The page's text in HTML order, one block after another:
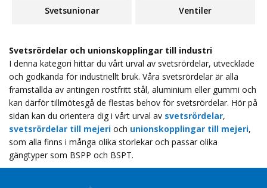
Svetsunionar Ventiler
Svetsrördelar och unionskopplingar till industri
I denna kategori hittar du vårt urval av svetsrördelar, utvecklade
och godkända för industriellt bruk. Våra svetsrördelar är alla
framställda av antingen rostfritt stål, aluminium eller gummi och
kan därför tillmötesgå de flestas behov för svetsrördelar. Hör på
sidan kan du orientera dig i vårt urval av svetsrördelar,
svetsrördelar till mejeri och unionskopplingar till mejeri,
som alla finns i många olika storlekar och passar olika
gängtyper som BSPP och BSPT.